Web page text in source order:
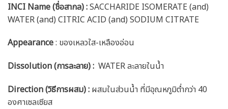
INCI Name (ชื่อสากล) :SACCHARIDE ISOMERATE (and)
WATER (and) CITRIC ACID (and) SODIUM CITRATE
Appearance: ของเหลวใส-เหลืองอ่อน
Dissolution (การละลาย) : WATER ละลายในน้ำ
Direction (วิธีการผสม) : ผสมในส่วนน้ำ ที่มีอุณหภูมิต่ำกว่า 40
องศาเซลเซียส